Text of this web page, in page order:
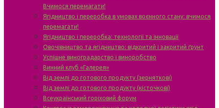
Вчимося перемагати!
Ягідництво і переробка в умовах воєнного стану: вчимося
перемагати!
Ягідництво і переробка: технології та інновації
Овочівництво та ягідництво: відкритий і закритий ґрунт
Успішне виноградарство і виноробство
Винний клуб «Галерея»
Від землі до готового продукту (зерняткові)
Від землі до готового продукту (кісточкові)
Всеукраїнський горіховий форум